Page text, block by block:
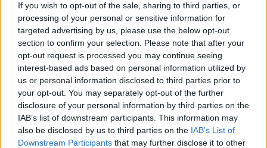
If you wish to opt-out of the sale, sharing to third parties, or
processing of your personal or sensitive information for
targeted advertising by us, please use the below opt-out
section to confirm your selection. Please note that after your
opt-out request is processed you may continue seeing
interest-based ads based on personal information utilized by
us or personal information disclosed to third parties prior to
your opt-out. You may separately opt-out of the further
disclosure of your personal information by third parties on the
IAB’s list of downstream participants. This information may
also be disclosed by us to third parties on the IAB’s List of
Downstream Participants that may further disclose it to other
Έχουν έναν χάρτη του χώρου μέσα στους “εγκεφάλους”
τους. “Τα ρομποτικά βαγονέτα μεταφοράς επικοινωνούν με
τα διάφορα τμήματα του εργοστασίου και προσαρμόζονται
αμέσως στην τρέχουσα κατάσταση. Φέρνουν εξαρτήματα
στη γραμμή παραγωγής ακριβώς όταν χρειάζεται”, λέει ο
Roman Šumaαπό το τμήμα Εσωτερικών Logistics. Τα
αυτόνομα κινούμενα ρομπότ OMRON χρησιμοποιούνται στο
εργοστάσιο Vrchlabí εδώ και αρκετά χρόνια. Μαθαίνουν μια
διαδρομή κατά τη διάρκεια μιας εκπαιδευτικής περιόδου και,